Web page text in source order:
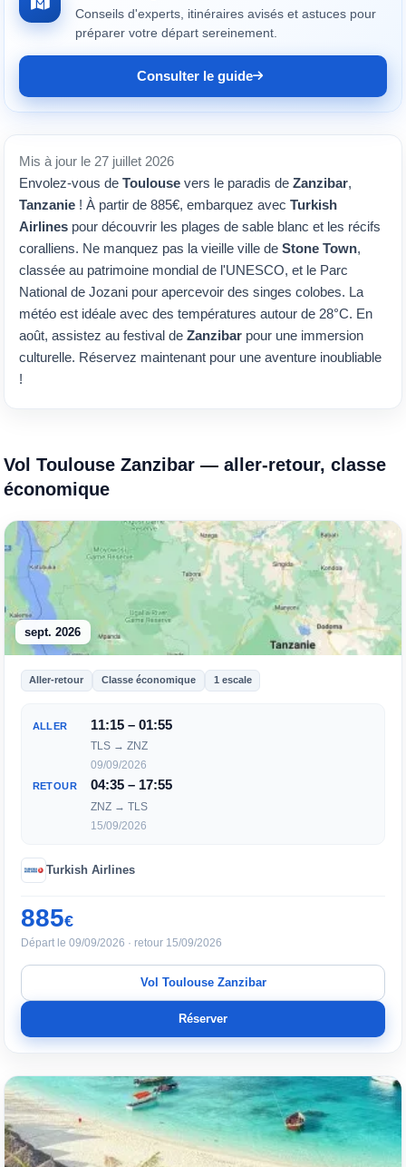
Conseils d'experts, itinéraires avisés et astuces pour
préparer votre départ sereinement.
Consulter le guide
Mis à jour le 27 juillet 2026
Envolez-vous de Toulouse vers le paradis de Zanzibar,
Tanzanie ! À partir de 885€, embarquez avec Turkish
Airlines pour découvrir les plages de sable blanc et les récifs
coralliens. Ne manquez pas la vieille ville de Stone Town,
classée au patrimoine mondial de l'UNESCO, et le Parc
National de Jozani pour apercevoir des singes colobes. La
météo est idéale avec des températures autour de 28°C. En
août, assistez au festival de Zanzibar pour une immersion
culturelle. Réservez maintenant pour une aventure inoubliable
!
Vol Toulouse Zanzibar — aller-retour, classe
économique
sept. 2026
Aller-retour Classe économique 1 escale
ALLER 11:15 – 01:55
TLS → ZNZ
09/09/2026
RETOUR 04:35 – 17:55
ZNZ → TLS
15/09/2026
Turkish Airlines
885€
Départ le 09/09/2026 · retour 15/09/2026
Vol Toulouse Zanzibar
Réserver